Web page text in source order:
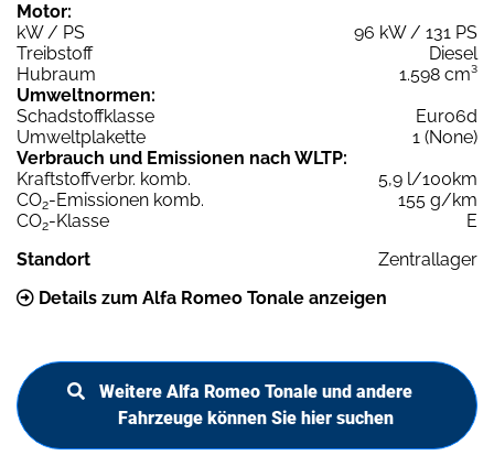
Motor:
kW / PS
96 kW / 131 PS
Treibstoff
Diesel
Hubraum
1.598 cm³
Umweltnormen:
Schadstoffklasse
Euro6d
Umweltplakette
1 (None)
Verbrauch und Emissionen nach WLTP:
Kraftstoffverbr. komb.
5,9 l/100km
CO2-Emissionen komb.
155 g/km
CO2-Klasse
E
Standort
Zentrallager
Details zum Alfa Romeo Tonale anzeigen
Weitere Alfa Romeo Tonale und andere
Fahrzeuge können Sie hier suchen